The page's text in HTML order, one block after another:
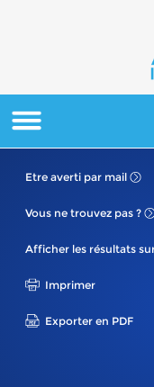
Etre averti par mail
Vous ne trouvez pas ?
Afficher les résultats
Imprimer
Exporter en PDF